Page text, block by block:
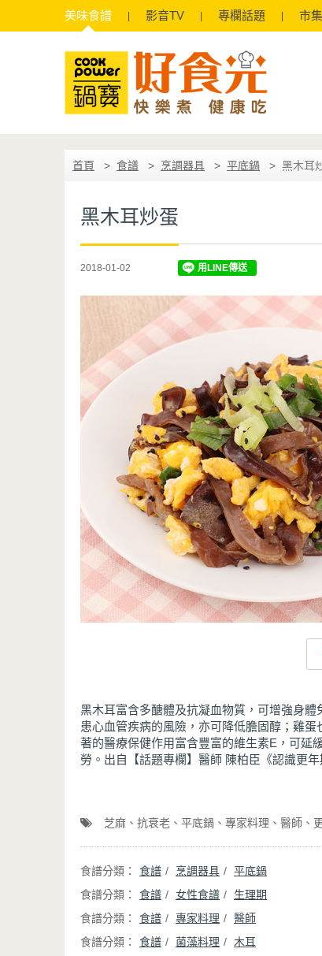
美味食譜 影音TV 專欄話題 市集
首頁 食譜 烹調器具 平底鍋 黑木耳
黑木耳炒蛋
2018-01-02
黑木耳富含多醣體及抗凝血物質，可增強身
患心血管疾病的風險，亦可降低膽固醇；雞
著的醫療保健作用富含豐富的維生素E，可延
勞。出自【話題專欄】醫師 陳柏臣《認識更年
芝麻 抗衰老 平底鍋 專家料理 醫師
食譜 烹調器具
平底鍋
食譜
女性食譜
生理期
食譜
專家料理
醫師
食譜
菌藻料理
木耳